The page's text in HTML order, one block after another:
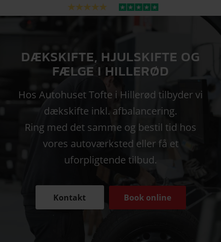
DÆKSKIFTE, HJULSKIFTE OG
FÆLGE I HILLERØD
Hos Autohuset Tofte i Hillerød tilbyder vi
dækskifte inkl. afbalancering.
Ring med det samme og bestil tid hos
vores autoværksted eller få et
uforpligtende tilbud.
Kontakt Book online